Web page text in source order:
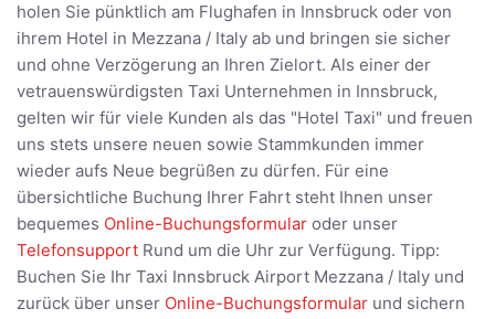
holen Sie pünktlich am Flughafen in Innsbruck oder von
ihrem Hotel in Mezzana / Italy ab und bringen sie sicher
und ohne Verzögerung an Ihren Zielort. Als einer der
vetrauenswürdigsten Taxi Unternehmen in Innsbruck,
gelten wir für viele Kunden als das "Hotel Taxi" und freuen
uns stets unsere neuen sowie Stammkunden immer
wieder aufs Neue begrüßen zu dürfen. Für eine
übersichtliche Buchung Ihrer Fahrt steht Ihnen unser
bequemes Online-Buchungsformular oder unser
Telefonsupport Rund um die Uhr zur Verfügung. Tipp:
Buchen Sie Ihr Taxi Innsbruck Airport Mezzana / Italy und
zurück über unser Online-Buchungsformular und sichern